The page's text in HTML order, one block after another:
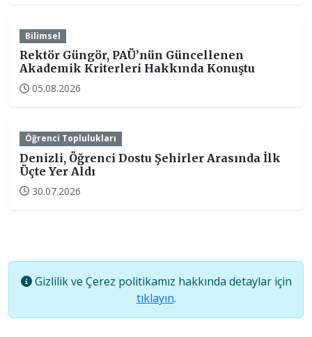
Bilimsel
Rektör Güngör, PAÜ’nün Güncellenen
Akademik Kriterleri Hakkında Konuştu
05.08.2026
Öğrenci Toplulukları
Denizli, Öğrenci Dostu Şehirler Arasında İlk
Üçte Yer Aldı
30.07.2026
Gizlilik ve Çerez politikamız hakkında detaylar için
tıklayın.